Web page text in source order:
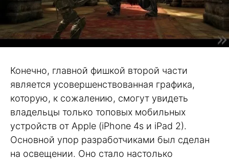
Конечно, главной фишкой второй части
является усовершенствованная графика,
которую, к сожалению, смогут увидеть
владельцы только топовых мобильных
устройств от Apple (iPhone 4s и iPad 2).
Основной упор разработчиками был сделан
на освещении. Оно стало настолько